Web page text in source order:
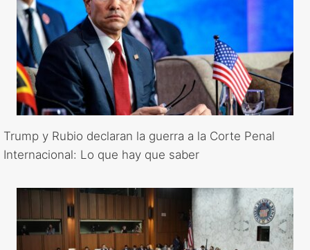
Trump y Rubio declaran la guerra a la Corte Penal
Internacional: Lo que hay que saber